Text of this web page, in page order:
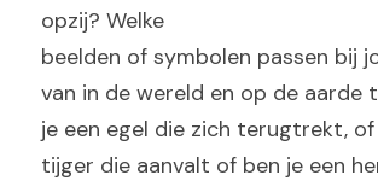
opzij? Welke
beelden of symbolen passen bij
van in de wereld en op de aarde
je een egel die zich terugtrekt, of
tijger die aanvalt of ben je een